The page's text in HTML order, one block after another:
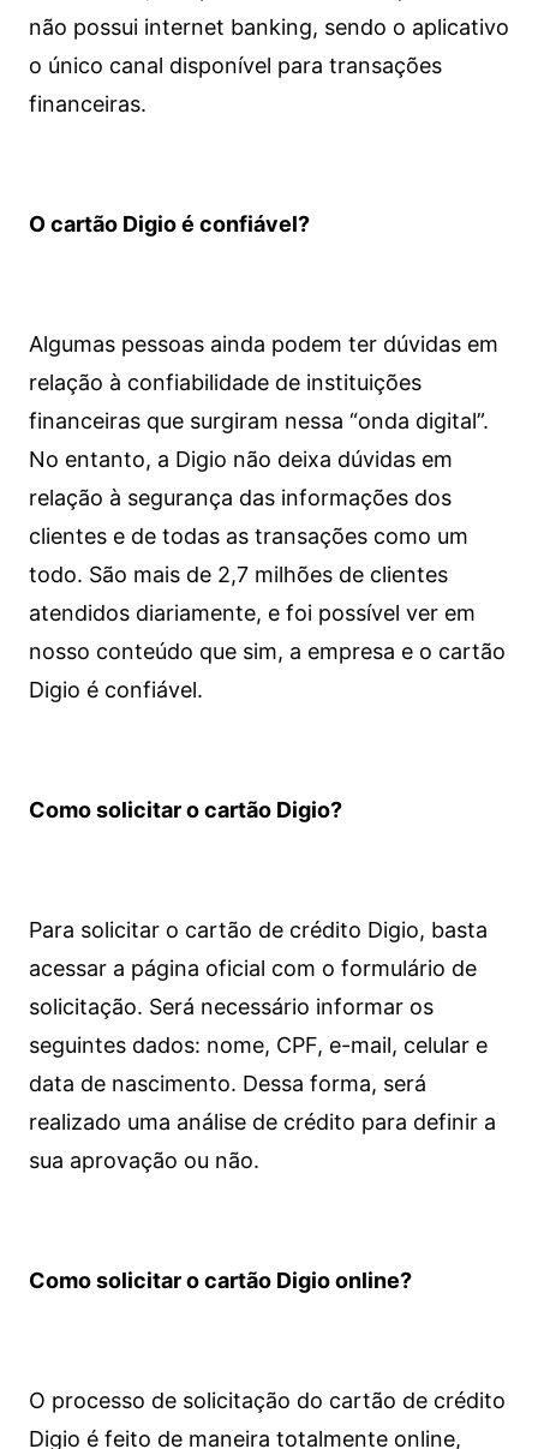
não possui internet banking, sendo o aplicativo
o único canal disponível para transações
financeiras.
O cartão Digio é confiável?
Algumas pessoas ainda podem ter dúvidas em
relação à confiabilidade de instituições
financeiras que surgiram nessa “onda digital”.
No entanto, a Digio não deixa dúvidas em
relação à segurança das informações dos
clientes e de todas as transações como um
todo. São mais de 2,7 milhões de clientes
atendidos diariamente, e foi possível ver em
nosso conteúdo que sim, a empresa e o cartão
Digio é confiável.
Como solicitar o cartão Digio?
Para solicitar o cartão de crédito Digio, basta
acessar a página oficial com o formulário de
solicitação. Será necessário informar os
seguintes dados: nome, CPF, e-mail, celular e
data de nascimento. Dessa forma, será
realizado uma análise de crédito para definir a
sua aprovação ou não.
Como solicitar o cartão Digio online?
O processo de solicitação do cartão de crédito
Digio é feito de maneira totalmente online,